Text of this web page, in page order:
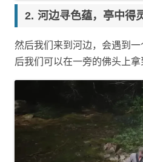
河边寻色蕴，亭中得
然后我们来到河边，会遇到
后我们可以在一旁的佛头上